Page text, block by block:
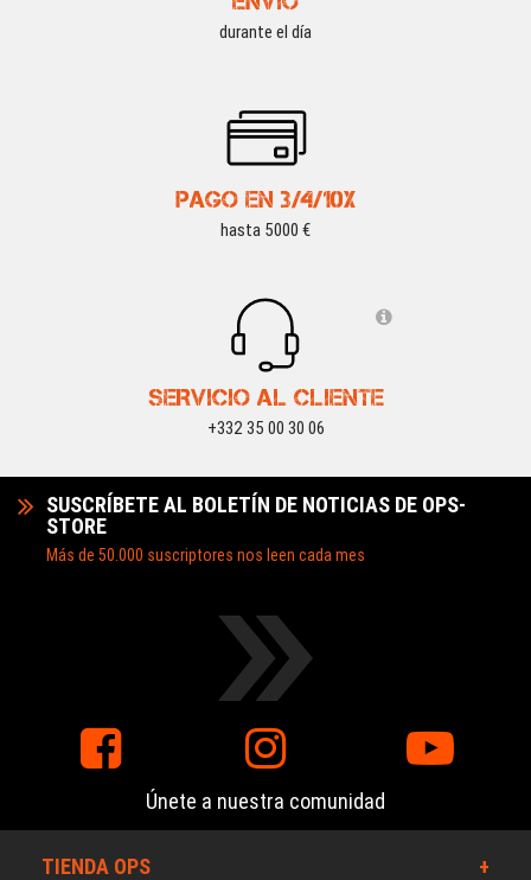
durante el día
PAGO EN 3/4/10X
hasta 5000 €
SERVICIO AL CLIENTE
+332 35 00 30 06
SUSCRÍBETE AL BOLETÍN DE NOTICIAS DE OPS-
STORE
Más de 50.000 suscriptores nos leen cada mes
Únete a nuestra comunidad
TIENDA OPS